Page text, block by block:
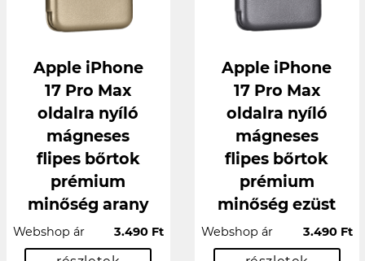
Apple iPhone
17 Pro Max
oldalra nyíló
mágneses
flipes bőrtok
prémium
minőség arany
Webshop ár 3.490 Ft
Apple iPhone
17 Pro Max
oldalra nyíló
mágneses
flipes bőrtok
prémium
minőség ezüst
Webshop ár 3.490 Ft